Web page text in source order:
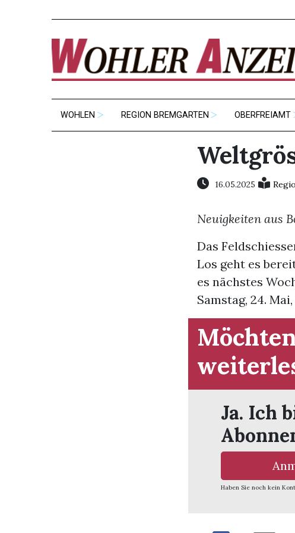
WOHLEN REGION BREMGARTEN OBERFREIAMT
16.05.2025
Neuigkeiten aus
Das
Los geht es
es nächstes
Samstag, 24. Mai,
Ja. Ich
Haben Sie noch kein